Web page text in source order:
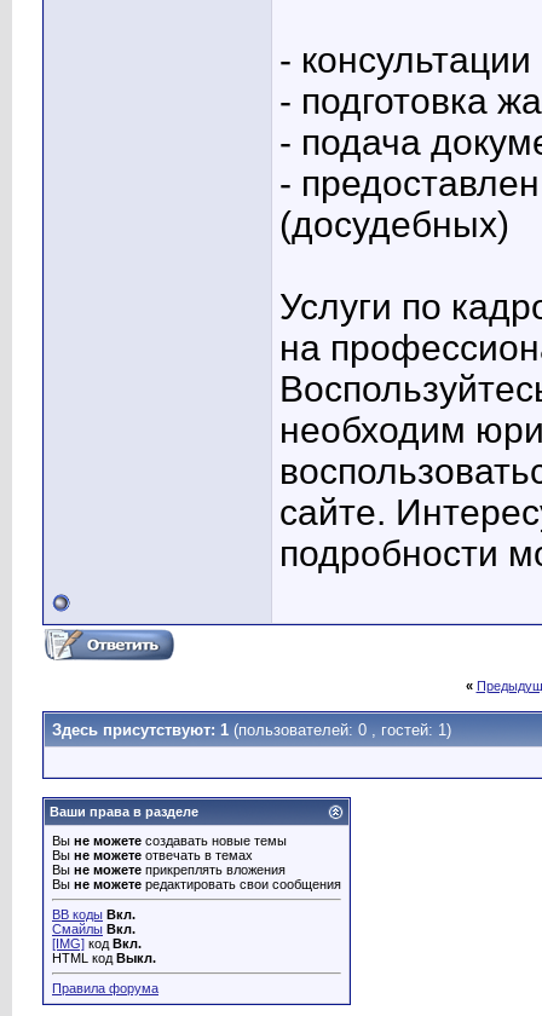
- консультации
- подготовка
- подача
-
(досудебных)
Услуги по
на
необходим
сайте.
подробности
«
Здесь присутствуют: 1 (пользователей: 0 , гостей: 1)
Ваши права в разделе
Вы не можете создавать новые темы
Вы не можете отвечать в темах
Вы не можете прикреплять вложения
Вы не можете редактировать свои сообщения
BB коды Вкл.
Смайлы Вкл.
[IMG] код Вкл.
HTML код Выкл.
Правила форума